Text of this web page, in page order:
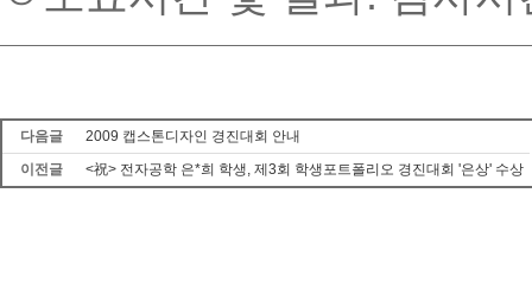
다음글
2009 캡스톤디자인 경진대회 안내
이전글
<祝> 전자공학 은*희 학생, 제3회 학생포트폴리오 경진대회 '은상' 수상